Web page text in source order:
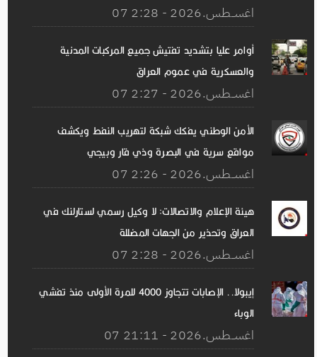
07 اغســطس.2026 - 2:28
أوامر عليا بتشديد تفتيش جميع المركبات المدنية
والعسكرية في عموم العراق
07 اغســطس.2026 - 2:27
الأمن الوطني يفكك شبكة لتهريب النفط ويكشف
مواقع سرية في البصرة وذي قار وبيجي
07 اغســطس.2026 - 2:26
هيئة الإعلام والاتصالات: لا وكيل رسمي لستارلنك في
العراق وتحذير من الجهات المضللة
07 اغســطس.2026 - 2:28
إيبولا.. الإصابات تتجاوز 4000 للمرة الأولى منذ تفشي
الوباء
07 اغســطس.2026 - 21:11